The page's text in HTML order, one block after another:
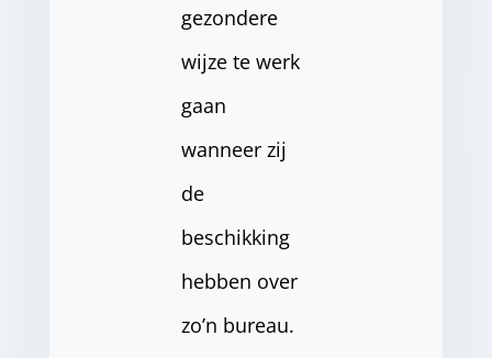
gezondere
wijze te werk
gaan
wanneer zij
de
beschikking
hebben over
zo’n bureau.